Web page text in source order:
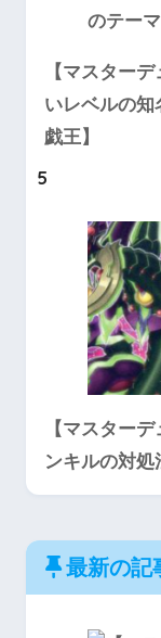
【マスター
いレベルの知
戯王】
5
【マスター
ンキルの対処
最新の記